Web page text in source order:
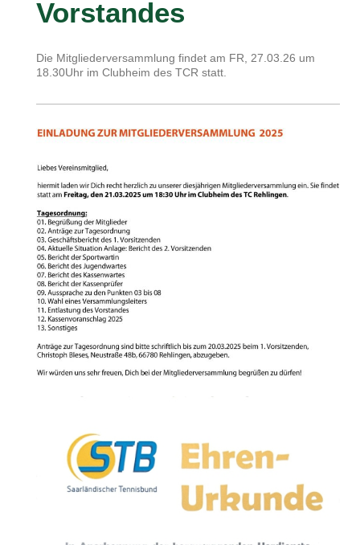
Vorstandes
Die Mitgliederversammlung findet am FR, 27.03.26 um
18.30Uhr im Clubheim des TCR statt.